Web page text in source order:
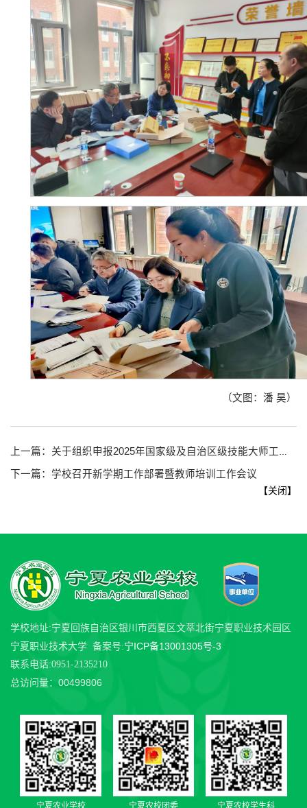
（文图：潘 昊）
上一篇： 关于组织申报2025年国家级及自治区级技能大师工作室建设项目的通知
下一篇： 学校召开新学期工作部署暨教师培训工作会议
【关闭】
学校地址:宁夏回族自治区银川市西夏区文萃北街宁夏职业技术园区
宁夏职业技术大学 备案号:宁ICP备13001305号-3
联系电话:0951-2135210
总访问量： 00499806
宁夏农业学校 宁夏农校团委 宁夏农校学生科